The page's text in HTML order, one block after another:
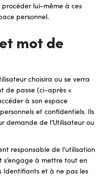
procéder lui-même à ces
personnel.
mot de
choisira ou se verra
de passe (ci-après «
à son espace
et confidentiels. Ils
demande de l’Utilisateur ou
responsable de l’utilisation
à mettre tout en
Identifiants et à ne pas les